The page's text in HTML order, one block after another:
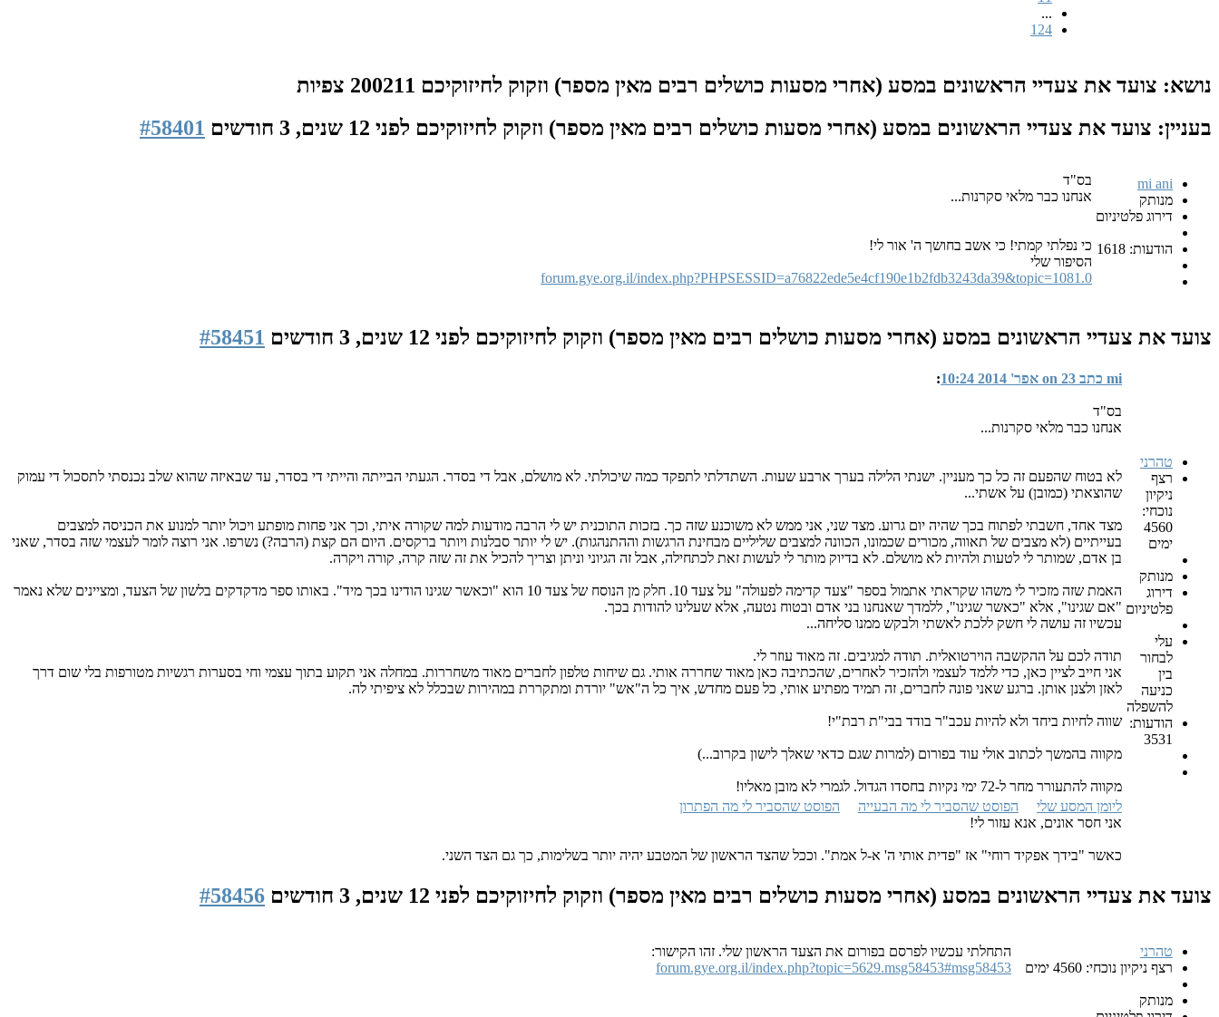
...
124
נושא: צועד את צעדיי הראשונים במסע (אחרי מסעות כושלים רבים מאין מספר) וזקוק לחיזוקיכם 200211 צפיות
בעניין: צועד את צעדיי הראשונים במסע (אחרי מסעות כושלים רבים מאין מספר) וזקוק לחיזוקיכם לפני 12 שנים, 3 חודשים #58401
mi ani
מנותק
דירוג פלטיניום
הודעות: 1618
בס"ד
אנחנו כבר מלאי סקרנות...
כי נפלתי קמתי! כי אשב בחושך ה' אור לי!
הסיפור שלי
forum.gye.org.il/index.php?PHPSESSID=a76822ede5e4cf190e1b2fdb3243da39&topic=1081.0
צועד את צעדיי הראשונים במסע (אחרי מסעות כושלים רבים מאין מספר) וזקוק לחיזוקיכם לפני 12 שנים, 3 חודשים #58451
טהרני
רצף
ניקיון
נוכחי:
4560
ימים
מנותק
דירוג
פלטיניום
עלי
לבחור
בין
כניעה
להשפלה
הודעות:
3531
mi כתב on 23 אפר' 2014 10:24 :
בס"ד
אנחנו כבר מלאי סקרנות...
לא בטוח שהפעם זה כל כך מעניין. ישנתי הלילה בערך ארבע שעות. השתדלתי לתפקד כמה שיכולתי. לא מושלם, אבל די בסדר. הגעתי הבייתה והייתי די בסדר, עד שבאיזה שהוא שלב נכנסתי לתסכול די עמוק
שהוצאתי (כמובן) על אשתי...
מצד אחד, חשבתי לפתוח בכך שהיה יום גרוע. מצד שני, אני ממש לא משוכנע שזה כך. בזכות התוכנית יש לי הרבה מודעות למה שקורה איתי, וכך אני פחות מופתע ויכול יותר למנוע את הכניסה למצבים
בעייתיים (לא מצבים של תאווה, מכורים שכמונו, הכוונה למצבים שליליים מבחינת הרגשות וההתנהגות). יש לי יותר סבלנות ויותר ברקסים. היום הם קצת (הרבה?) נשרפו. אני רוצה לומר לעצמי שזה בסדר, שאני
בן אדם, שמותר לי לטעות ולהיות לא מושלם. לא בדיוק מותר לי לעשות זאת לכתחילה, אבל זה הגיוני וניתן וצריך להכיל את זה שזה קרה, קורה ויקרה.
האמת שזה מזכיר לי משהו שקראתי אתמול בספר "צעד קדימה לפעולה" על צעד 10. חלק מן הנוסח של צעד 10 הוא "וכאשר שגינו הודינו בכך מיד". באותו ספר מדקדקים בלשון של הצעד, ומציינים שלא נאמר
"אם שגינו", אלא "כאשר שגינו", ללמדך שאנחנו בני אדם ובטוח נטעה, אלא שעלינו להודות בכך.
עכשיו זה עושה לי חשק ללכת לאשתי ולבקש ממנו סליחה...
תודה לכם על ההקשבה הוירטואלית. תודה למגיבים. זה מאוד עוזר לי.
אני חייב לציין כאן, כדי ללמד לעצמי ולהזכיר לאחרים, שהכתיבה כאן מאוד שחררה אותי. גם שיחות טלפון לחברים מאוד משחררות. במחלה אני תקוע בתוך עצמי וחי בסערות רגשיות מטורפות בלי שום דרך
לאזן ולצנן אותן. ברגע שאני פונה לחברים, זה תמיד מפתיע אותי, כל פעם מחדש, איך כל ה"אש" יורדת ומתקררת במהירות שבכלל לא ציפיתי לה.
שווה לחיות ביחד ולא להיות עכב"ר בודד בבי"ת רבת"י!
מקווה בהמשך לכתוב אולי עוד בפורום (למרות שגם כדאי שאלך לישון בקרוב...)
מקווה להתעורר מחר ל-72 ימי נקיות בחסדו הגדול. לגמרי לא מובן מאליו!
ליומן המסע שלי
הפוסט שהסביר לי מה הבעייה
הפוסט שהסביר לי מה הפתרון
אני חסר אונים, אנא עזור לי!
כאשר "בידך אפקיד רוחי" אז "פדית אותי ה' א-ל אמת". וככל שהצד הראשון של המטבע יהיה יותר בשלימות, כך גם הצד השני.
צועד את צעדיי הראשונים במסע (אחרי מסעות כושלים רבים מאין מספר) וזקוק לחיזוקיכם לפני 12 שנים, 3 חודשים #58456
טהרני
רצף ניקיון נוכחי: 4560 ימים
מנותק
התחלתי עכשיו לפרסם בפורום את הצעד הראשון שלי. זהו הקישור:
forum.gye.org.il/index.php?topic=5629.msg58453#msg58453